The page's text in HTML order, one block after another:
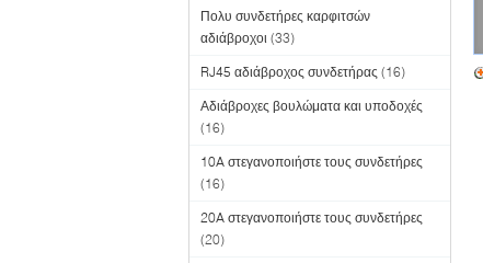
Πολυ συνδετήρες καρφιτσών
αδιάβροχοι (33)
RJ45 αδιάβροχος συνδετήρας (16)
Αδιάβροχες βουλώματα και υποδοχές
(16)
10A στεγανοποιήστε τους συνδετήρες
(16)
20A στεγανοποιήστε τους συνδετήρες
(20)